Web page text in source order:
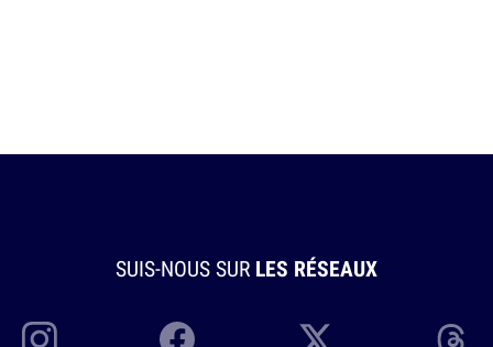
SUIS-NOUS SUR LES RÉSEAUX